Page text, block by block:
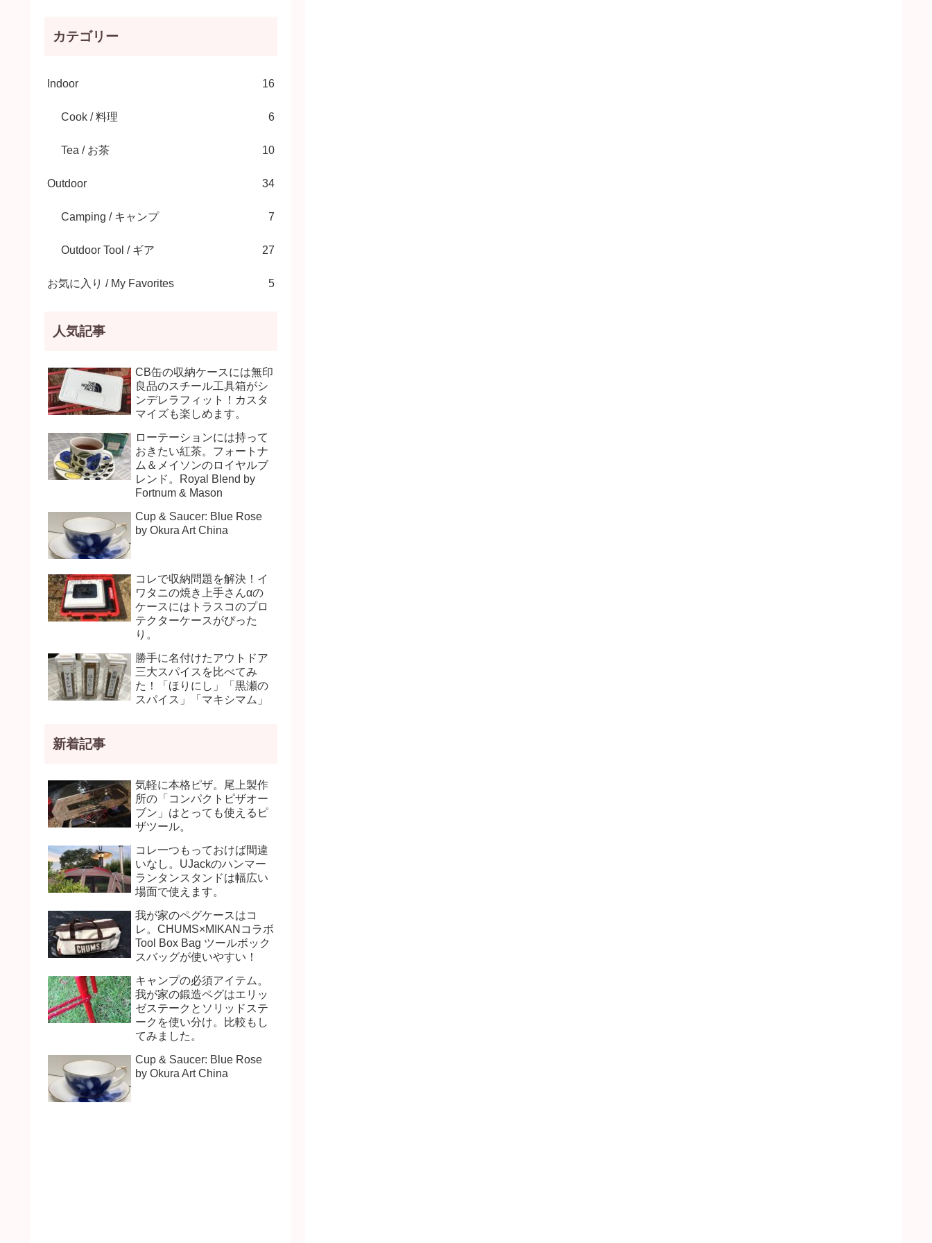
カテゴリー
Indoor 16
Cook / 料理 6
Tea / お茶 10
Outdoor 34
Camping / キャンプ 7
Outdoor Tool / ギア 27
お気に入り / My Favorites 5
人気記事
CB缶の収納ケースには無印
良品のスチール工具箱がシ
ンデレラフィット！カスタ
マイズも楽しめます。
ローテーションには持って
おきたい紅茶。フォートナ
ム＆メイソンのロイヤルブ
レンド。Royal Blend by
Fortnum & Mason
Cup & Saucer: Blue Rose
by Okura Art China
コレで収納問題を解決！イ
ワタニの焼き上手さんαの
ケースにはトラスコのプロ
テクターケースがぴった
り。
勝手に名付けたアウトドア
三大スパイスを比べてみ
た！「ほりにし」「黒瀬の
スパイス」「マキシマム」
新着記事
気軽に本格ピザ。尾上製作
所の「コンパクトピザオー
ブン」はとっても使えるピ
ザツール。
コレ一つもっておけば間違
いなし。UJackのハンマー
ランタンスタンドは幅広い
場面で使えます。
我が家のペグケースはコ
レ。CHUMS×MIKANコラボ
Tool Box Bag ツールボック
スバッグが使いやすい！
キャンプの必須アイテム。
我が家の鍛造ペグはエリッ
ゼステークとソリッドステ
ークを使い分け。比較もし
てみました。
Cup & Saucer: Blue Rose
by Okura Art China